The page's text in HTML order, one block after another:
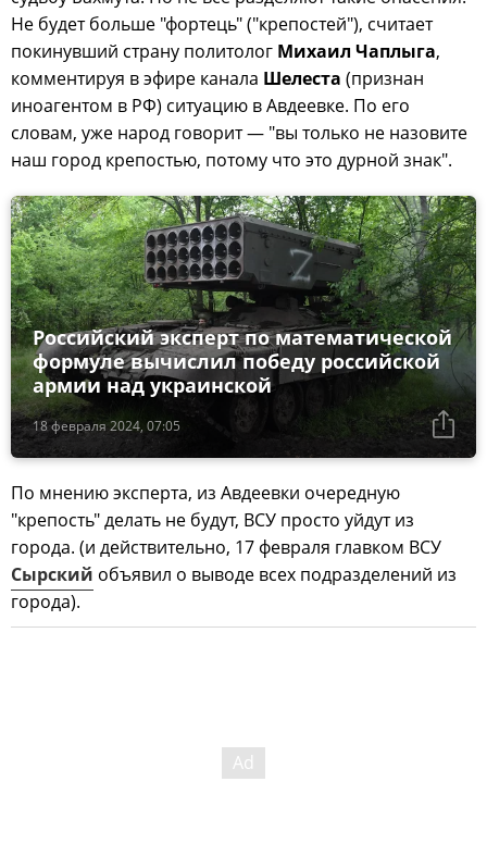
Не будет больше "фортець" ("крепостей"), считает
покинувший страну политолог Михаил Чаплыга,
комментируя в эфире канала Шелеста (признан
иноагентом в РФ) ситуацию в Авдеевке. По его
словам, уже народ говорит — "вы только не назовите
наш город крепостью, потому что это дурной знак".
18 февраля 2024, 07:05
Российский эксперт по математической
формуле вычислил победу российской
армии над украинской
По мнению эксперта, из Авдеевки очередную
"крепость" делать не будут, ВСУ просто уйдут из
города. (и действительно, 17 февраля главком ВСУ
Сырский объявил о выводе всех подразделений из
города).